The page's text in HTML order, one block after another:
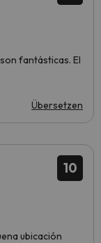
fantásticas. El
Übersetzen
10
ubicación